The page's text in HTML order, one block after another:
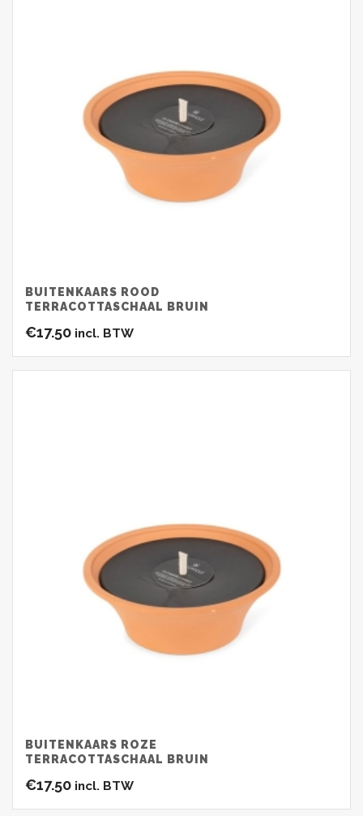
BUITENKAARS ROOD
TERRACOTTASCHAAL BRUIN
€17.50 incl. BTW
BUITENKAARS ROZE
TERRACOTTASCHAAL BRUIN
€17.50 incl. BTW